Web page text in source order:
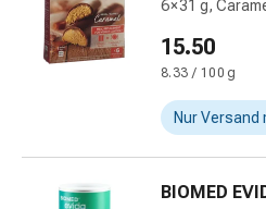
Schwindelgefühl
Stoffwechsel
Osteoporose
Immunsuppressiva
Insektenschutz
-
mittel
6 × 31 g,
15.50
8.33 / 100 g
Nur Versand
BIOMED